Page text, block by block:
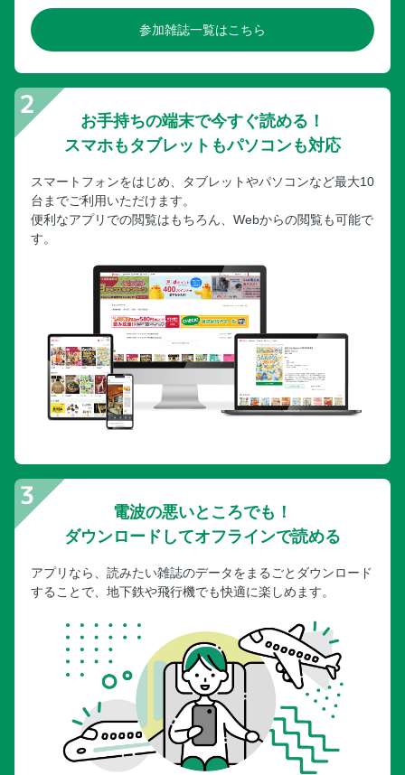
参加雑誌一覧はこちら
お手持ちの端末で今すぐ読める！
スマホもタブレットもパソコンも対応
スマートフォンをはじめ、タブレットやパソコンなど最大10
台までご利用いただけます。
便利なアプリでの閲覧はもちろん、Webからの閲覧も可能で
す。
電波の悪いところでも！
ダウンロードしてオフラインで読める
アプリなら、読みたい雑誌のデータをまるごとダウンロード
することで、地下鉄や飛行機でも快適に楽しめます。